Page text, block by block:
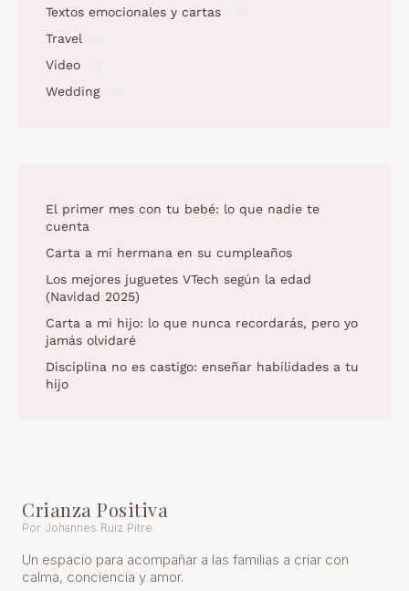
Textos emocionales y cartas
Travel
Video
Wedding
El primer mes con tu bebé: lo que nadie te
cuenta
Carta a mi hermana en su cumpleaños
Los mejores juguetes VTech según la edad
(Navidad 2025)
Carta a mi hijo: lo que nunca recordarás, pero yo
jamás olvidaré
Disciplina no es castigo: enseñar habilidades a tu
hijo
Crianza Positiva
Por Johannes Ruiz Pitre
Un espacio para acompañar a las familias a criar con
calma, conciencia y amor.